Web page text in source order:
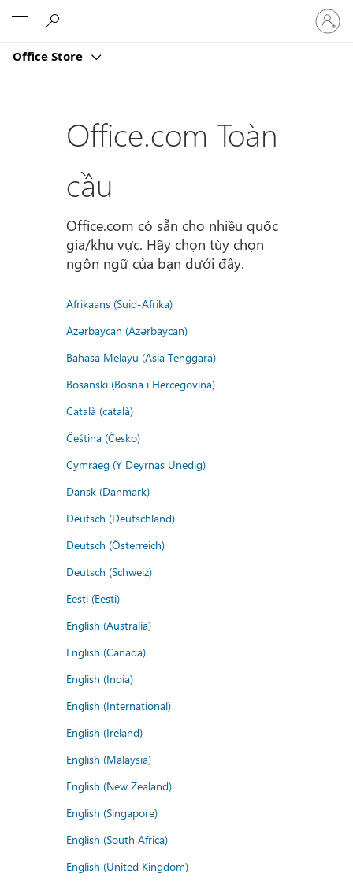
Office Store
Đăng
nhập
tài
của
Office.com Toàn
cầu
Office.com có sẵn cho nhiều quốc
gia/khu vực. Hãy chọn tùy chọn
ngôn ngữ của bạn dưới đây.
Afrikaans (Suid-Afrika)
Azərbaycan (Azərbaycan)
Bahasa Melayu (Asia Tenggara)
Bosanski (Bosna i Hercegovina)
Català (català)
Čeština (Česko)
Cymraeg (Y Deyrnas Unedig)
Dansk (Danmark)
Deutsch (Deutschland)
Deutsch (Österreich)
Deutsch (Schweiz)
Eesti (Eesti)
English (Australia)
English (Canada)
English (India)
English (International)
English (Ireland)
English (Malaysia)
English (New Zealand)
English (Singapore)
English (South Africa)
English (United Kingdom)